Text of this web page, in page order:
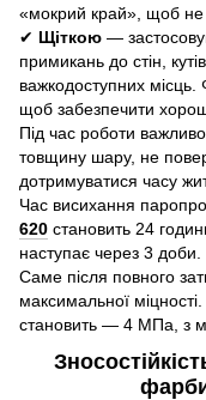
«мокрий край», щоб не
✔ Щіткою —
примикань до стін,
важкодоступних
щоб забезпечити
Під час роботи
товщину шару, не
дотримуватися часу
Час висихання
620 становить 24
наступає через 3 доби.
Саме після повного
максимальної
становить — 4 МПа, з